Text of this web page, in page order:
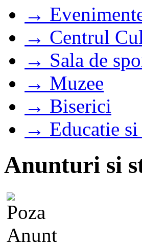
→
→ Centrul
→ Sala de
→ Muzee
→ Biserici
→ Educatie si
Anunturi si